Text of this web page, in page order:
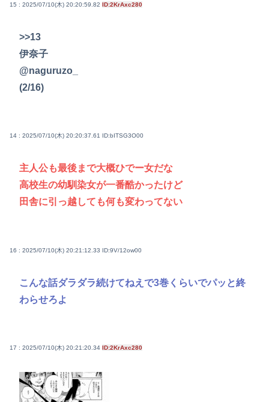
15 : 2025/07/10(木) 20:20:59.82 ID:2KrAxc280
>>13
伊奈子
@naguruzo_
(2/16)
14 : 2025/07/10(木) 20:20:37.61 ID:bITSG3O00
主人公も最後まで大概ひでー女だな
高校生の幼馴染女が一番酷かったけど
田舎に引っ越しても何も変わってない
16 : 2025/07/10(木) 20:21:12.33 ID:9V/12ow00
こんな話ダラダラ続けてねえで3巻くらいでパッと終
わらせろよ
17 : 2025/07/10(木) 20:21:20.34 ID:2KrAxc280